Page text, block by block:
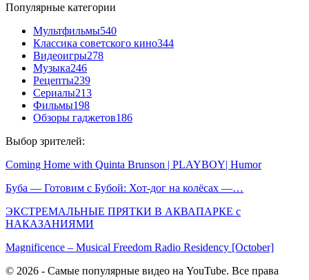
Популярные категории
Мультфильмы540
Классика советского кино344
Видеоигры278
Музыка246
Рецепты239
Сериалы213
Фильмы198
Обзоры гаджетов186
Выбор зрителей:
Coming Home with Quinta Brunson | PLAYBOY| Humor
Буба — Готовим с Бубой: Хот-дог на колёсах —…
ЭКСТРЕМАЛЬНЫЕ ПРЯТКИ В АКВАПАРКЕ с
НАКАЗАНИЯМИ
Magnificence – Musical Freedom Radio Residency [October]
© 2026 - Самые популярные видео на YouTube. Все права